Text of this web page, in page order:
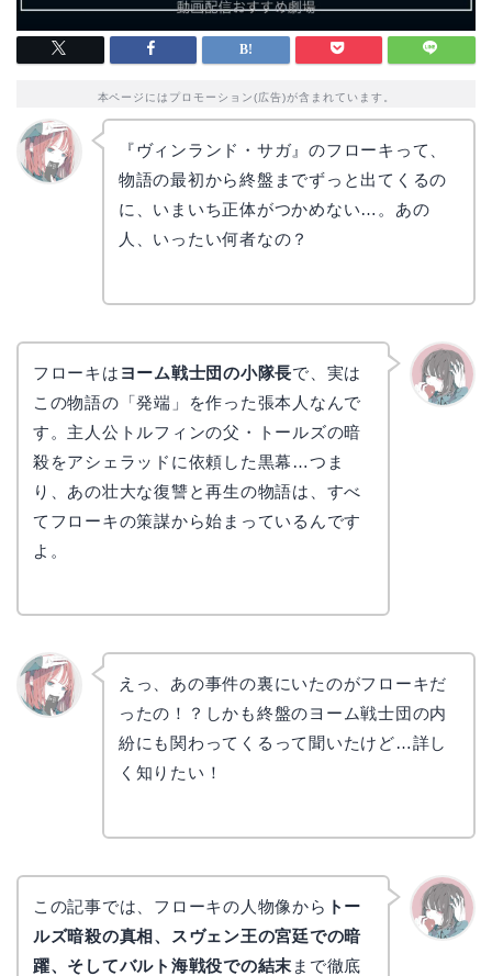
本ページにはプロモーション(広告)が含まれています。
『ヴィンランド・サガ』のフローキって、
物語の最初から終盤までずっと出てくるの
に、いまいち正体がつかめない…。あの
人、いったい何者なの？
フローキは ヨーム戦士団の小隊長で、実は
この物語の「発端」を作った張本人なんで
す。主人公トルフィンの父・トールズの暗
殺をアシェラッドに依頼した黒幕…つま
り、あの壮大な復讐と再生の物語は、すべ
てフローキの策謀から始まっているんです
よ。
えっ、あの事件の裏にいたのがフローキだ
ったの！？しかも終盤のヨーム戦士団の内
紛にも関わってくるって聞いたけど…詳し
く知りたい！
この記事では、フローキの人物像から トー
ルズ暗殺の真相、スヴェン王の宮廷での暗
躍、そしてバルト海戦役での結末 まで徹底